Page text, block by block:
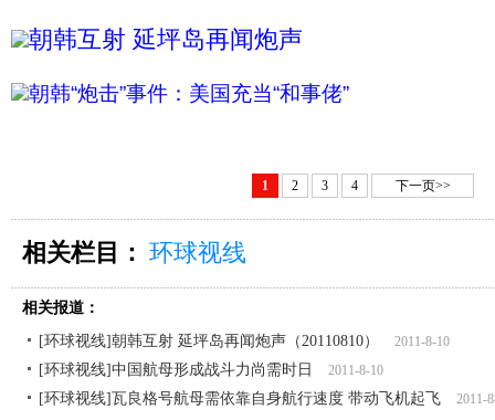
朝韩互射 延坪岛再闻炮声
朝韩“炮击”事件：美国充当“和事佬”
1 2 3 4 下一页>>
相关栏目： 环球视线
相关报道：
[环球视线]朝韩互射 延坪岛再闻炮声（20110810）
2011-8-10
[环球视线]中国航母形成战斗力尚需时日 2011-8-10
[环球视线]瓦良格号航母需依靠自身航行速度 带动飞机起飞 2011-